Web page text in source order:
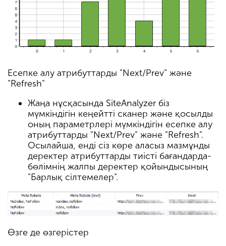
Есепке алу атрибуттарды "Next/Prev" және
"Refresh"
Жаңа нұсқасында SiteAnalyzer біз
мүмкіндігін кеңейтті сканер және қосылды
оның параметрлері мүмкіндігін есепке алу
атрибуттарды "Next/Prev" және "Refresh".
Осылайша, енді сіз көре аласыз мазмұнды
деректер атрибуттарды тиісті бағандарда-
бөлімнің жалпы деректер қойындысының
"Барлық сілтемелер".
Өзге де өзгерістер